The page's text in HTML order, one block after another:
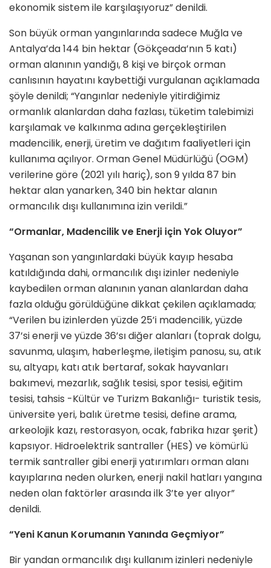
ekonomik sistem ile karşılaşıyoruz” denildi.
Son büyük orman yangınlarında sadece Muğla ve
Antalya’da 144 bin hektar (Gökçeada’nın 5 katı)
orman alanının yandığı, 8 kişi ve birçok orman
canlısının hayatını kaybettiği vurgulanan açıklamada
şöyle denildi; “Yangınlar nedeniyle yitirdiğimiz
ormanlık alanlardan daha fazlası, tüketim talebimizi
karşılamak ve kalkınma adına gerçekleştirilen
madencilik, enerji, üretim ve dağıtım faaliyetleri için
kullanıma açılıyor. Orman Genel Müdürlüğü (OGM)
verilerine göre (2021 yılı hariç), son 9 yılda 87 bin
hektar alan yanarken, 340 bin hektar alanın
ormancılık dışı kullanımına izin verildi.”
“Ormanlar, Madencilik ve Enerji için Yok Oluyor”
Yaşanan son yangınlardaki büyük kayıp hesaba
katıldığında dahi, ormancılık dışı izinler nedeniyle
kaybedilen orman alanının yanan alanlardan daha
fazla olduğu görüldüğüne dikkat çekilen açıklamada;
“Verilen bu izinlerden yüzde 25’i madencilik, yüzde
37’si enerji ve yüzde 36’sı diğer alanları (toprak dolgu,
savunma, ulaşım, haberleşme, iletişim panosu, su, atık
su, altyapı, katı atık bertaraf, sokak hayvanları
bakımevi, mezarlık, sağlık tesisi, spor tesisi, eğitim
tesisi, tahsis -Kültür ve Turizm Bakanlığı- turistik tesis,
üniversite yeri, balık üretme tesisi, define arama,
arkeolojik kazı, restorasyon, ocak, fabrika hızar şerit)
kapsıyor. Hidroelektrik santraller (HES) ve kömürlü
termik santraller gibi enerji yatırımları orman alanı
kayıplarına neden olurken, enerji nakil hatları yangına
neden olan faktörler arasında ilk 3’te yer alıyor”
denildi.
“Yeni Kanun Korumanın Yanında Geçmiyor”
Bir yandan ormancılık dışı kullanım izinleri nedeniyle